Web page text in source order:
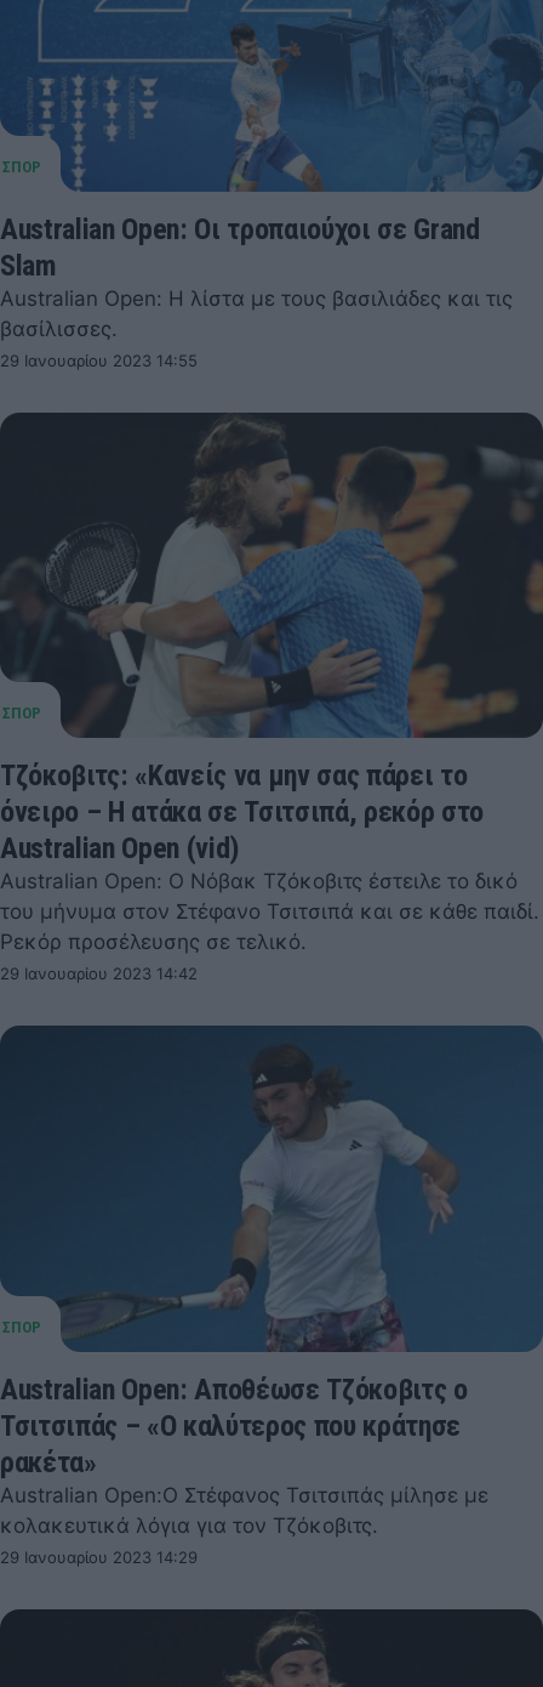
Australian Open: Οι τροπαιούχοι σε Grand
Slam
Australian Open: Η λίστα με τους βασιλιάδες και τις
βασίλισσες.
29 Ιανουαρίου 2023 14:55
Τζόκοβιτς: «Κανείς να μην σας πάρει το
όνειρο – Η ατάκα σε Τσιτσιπά, ρεκόρ στο
Australian Open (vid)
Australian Open: Ο Νόβακ Τζόκοβιτς έστειλε το δικό
του μήνυμα στον Στέφανο Τσιτσιπά και σε κάθε παιδί.
Ρεκόρ προσέλευσης σε τελικό.
29 Ιανουαρίου 2023 14:42
Australian Open: Αποθέωσε Τζόκοβιτς ο
Τσιτσιπάς – «Ο καλύτερος που κράτησε
ρακέτα»
Australian Open:Ο Στέφανος Τσιτσιπάς μίλησε με
κολακευτικά λόγια για τον Τζόκοβιτς.
29 Ιανουαρίου 2023 14:29